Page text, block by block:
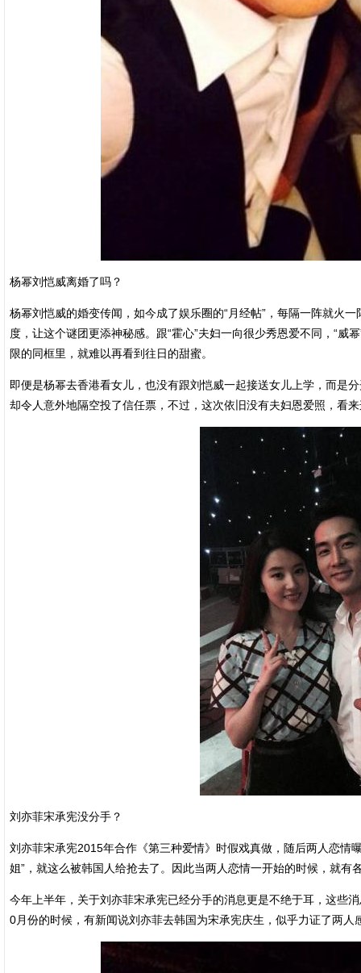
杨幂刘恺威离婚了吗？
杨幂刘恺威的婚变传闻，如今成了娱乐圈的“月经帖”，每隔一阵就火
度，让这个谜团更添神秘感。跟“霍心”夫妇一向很少秀恩爱不同，“
限的同框里，就难以再看到往日的甜蜜。
即便是杨幂去香港看女儿，也没有跟刘恺威一起接送女儿上学，而是
却令人意外地隔空投了信任票，不过，这次依旧没有夫妇恩爱照，看
刘亦菲宋承宪没分手？
刘亦菲宋承宪2015年合作《第三种爱情》时假戏真做，随后两人恋情
姐”，就这么被韩国人给抢去了。因此当两人恋情一开始的时候，就有
今年上半年，关于刘亦菲宋承宪已经分手的消息更是不绝于耳，这些
0月份的时候，有新闻说刘亦菲去韩国为宋承宪庆生，似乎力证了两人